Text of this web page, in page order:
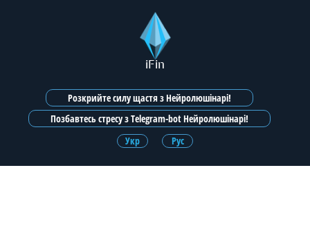
iFin
Розкрийте силу щастя з Нейролюшінарі!
Позбавтесь стресу з Telegram-bot Нейролюшінарі!
Укр
Рус